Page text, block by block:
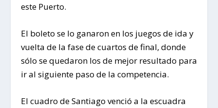
este Puerto.
El boleto se lo ganaron en los juegos de ida y
vuelta de la fase de cuartos de final, donde
sólo se quedaron los de mejor resultado para
ir al siguiente paso de la competencia.
El cuadro de Santiago venció a la escuadra